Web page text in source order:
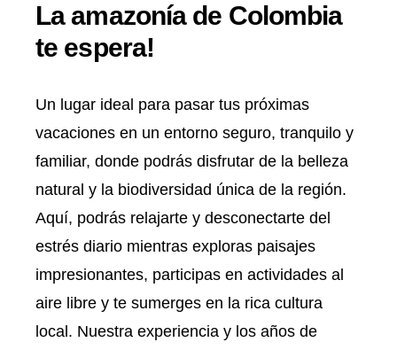
La amazonía de Colombia
te espera!
Un lugar ideal para pasar tus próximas
vacaciones en un entorno seguro, tranquilo y
familiar, donde podrás disfrutar de la belleza
natural y la biodiversidad única de la región.
Aquí, podrás relajarte y desconectarte del
estrés diario mientras exploras paisajes
impresionantes, participas en actividades al
aire libre y te sumerges en la rica cultura
local. Nuestra experiencia y los años de